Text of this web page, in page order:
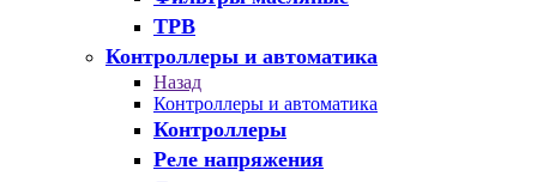
ТРВ
Контроллеры и автоматика
Назад
Контроллеры и автоматика
Контроллеры
Реле напряжения